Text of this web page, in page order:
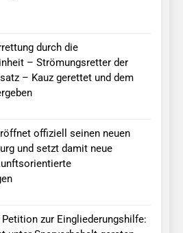
durch die
– Strömungsretter der
– Kauz gerettet und dem
offiziell seinen neuen
und setzt damit neue
zur Eingliederungshilfe: